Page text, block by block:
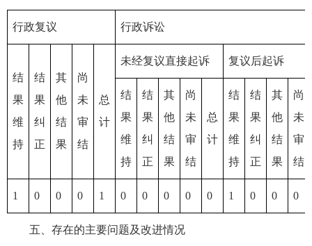
行政复议 行政诉讼
结
果
维
持
结
果
纠
正
其
他
结
果
尚
未
审
结
总
计
未经复议直接起诉 复议后起诉
结
果
维
持
结
果
纠
正
其
他
结
果
尚
未
审
结
总
计
结
果
维
持
结
果
纠
正
其
他
结
果
尚
未
审
结
1 0 0 0 1 0 0 0 0 0 1 0 0 0
五、存在的主要问题及改进情况